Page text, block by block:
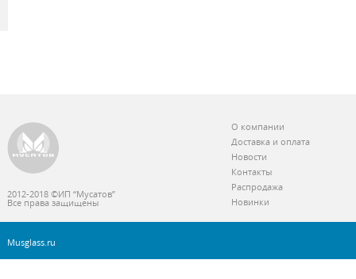
2012-2018 ©ИП “Мусатов”
Все права защищены
О компании
Доставка и оплата
Новости
Контакты
Распродажа
Новинки
Musglass.ru